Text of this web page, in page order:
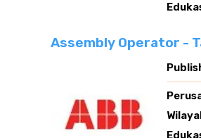
Assembly Operator -